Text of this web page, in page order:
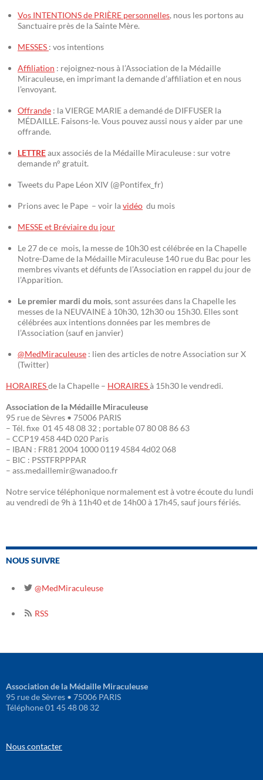
Vos INTENTIONS de PRIÈRE personnelles, nous les portons au
Sanctuaire près de la Sainte Mère.
MESSES : vos intentions
Affiliation : rejoignez-nous à l’Association de la Médaille
Miraculeuse, en imprimant la demande d’affiliation et en nous
l’envoyant.
Offrande : la VIERGE MARIE a demandé de DIFFUSER la
MÉDAILLE. Faisons-le. Vous pouvez aussi nous y aider par une
offrande.
LETTREaux associés de la Médaille Miraculeuse : sur votre
demande n° gratuit.
Tweets du Pape Léon XIV (@Pontifex_fr)
Prions avec le Pape – voir lavidéo du mois
MESSE et Bréviaire du jour
Le 27 de ce mois, la messe de 10h30 est célébrée en la Chapelle
Notre-Dame de la Médaille Miraculeuse 140 rue du Bac pour les
membres vivants et défunts de l’Association en rappel du jour de
l’Apparition.
Le premier mardi du mois, sont assurées dans la Chapelle les
messes de la NEUVAINE à 10h30, 12h30 ou 15h30. Elles sont
célébrées aux intentions données par les membres de
l’Association (sauf en janvier)
@MedMiraculeuse : lien des articles de notre Association sur X
(Twitter)
HORAIRESde la Chapelle – HORAIRESà 15h30 le vendredi.
Association de la Médaille Miraculeuse
95 rue de Sèvres • 75006 PARIS
– Tél. fixe 01 45 48 08 32 ; portable 07 80 08 86 63
– CCP19 458 44D 020 Paris
– IBAN : FR81 2004 1000 0119 4584 4d02 068
– BIC : PSSTFRPPPAR
– ass.medaillemir@wanadoo.fr
Notre service téléphonique normalement est à votre écoute du lundi
au vendredi de 9h à 11h40 et de 14h00 à 17h45, sauf jours fériés.
NOUS SUIVRE
@MedMiraculeuse
RSS
Association de la Médaille Miraculeuse
95 rue de Sèvres • 75006 PARIS
Téléphone 01 45 48 08 32
Nous contacter